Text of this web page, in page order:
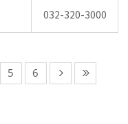
032-320-3000
5 6